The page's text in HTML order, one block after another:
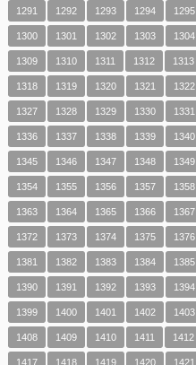
1291 1292 1293 1294 1295
1300 1301 1302 1303 1304
1309 1310 1311 1312 1313
1318 1319 1320 1321 1322
1327 1328 1329 1330 1331
1336 1337 1338 1339 1340
1345 1346 1347 1348 1349
1354 1355 1356 1357 1358
1363 1364 1365 1366 1367
1372 1373 1374 1375 1376
1381 1382 1383 1384 1385
1390 1391 1392 1393 1394
1399 1400 1401 1402 1403
1408 1409 1410 1411 1412
1417 1418 1419 1420 1421